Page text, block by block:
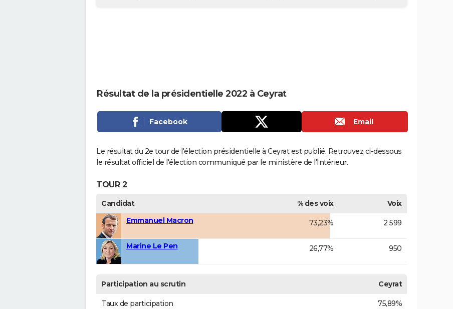
Résultat de la présidentielle 2022 à Ceyrat
Facebook Email
Le résultat du 2e tour de l'élection présidentielle à Ceyrat est publié. Retrouvez ci-dessous
le résultat officiel de l'élection communiqué par le ministère de l'Intérieur.
TOUR 2
Candidat % des voix
Voix
Emmanuel Macron
73,23% 2 599
Marine Le Pen 26,77% 950
Participation au scrutin Ceyrat
Taux de participation 75,89%